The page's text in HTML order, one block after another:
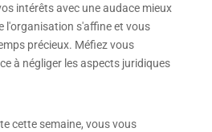
intérêts avec une audace mieux
l'organisation s'affine et vous
précieux. Méfiez vous
à négliger les aspects juridiques
cette semaine, vous vous